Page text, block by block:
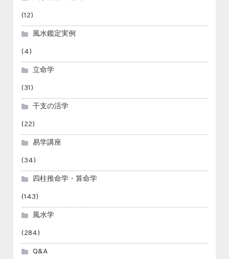
(12)
風水鑑定実例
(4)
立命学
(31)
干支の活学
(22)
易学講座
(34)
四柱推命学・算命学
(143)
風水学
(284)
Q&A